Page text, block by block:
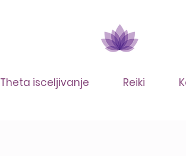
Theta isceljivanje Reiki